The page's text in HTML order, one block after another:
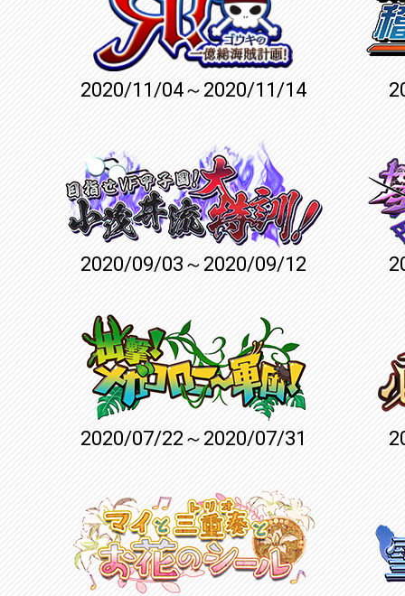
2020/11/04～2020/11/14
2020/09/03～2020/09/12
2020/07/22～2020/07/31